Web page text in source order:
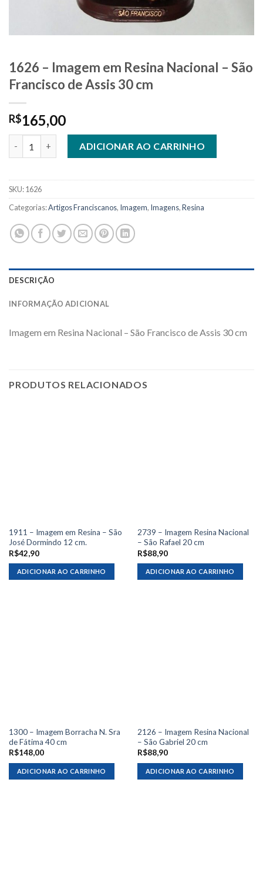
1626 – Imagem em Resina Nacional – São
Francisco de Assis 30 cm
R$165,00
ADICIONAR AO CARRINHO
SKU:1626
Categorias:Artigos Franciscanos, Imagem, Imagens,Resina
DESCRIÇÃO
INFORMAÇÃO ADICIONAL
Imagem em Resina Nacional – São Francisco de Assis 30 cm
PRODUTOS RELACIONADOS
1911 – Imagem em Resina – São
José Dormindo 12 cm.
R$42,90
ADICIONAR AO CARRINHO
2739 – Imagem Resina Nacional
– São Rafael 20 cm
R$88,90
ADICIONAR AO CARRINHO
1300 – Imagem Borracha N. Sra
de Fátima 40 cm
R$148,00
ADICIONAR AO CARRINHO
2126 – Imagem Resina Nacional
– São Gabriel 20 cm
R$88,90
ADICIONAR AO CARRINHO